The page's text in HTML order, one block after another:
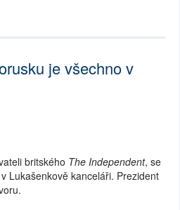
je všechno v
britského The Independent, se
Lukašenkově kanceláři. Prezident